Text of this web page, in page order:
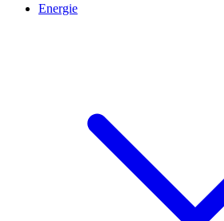
Energie